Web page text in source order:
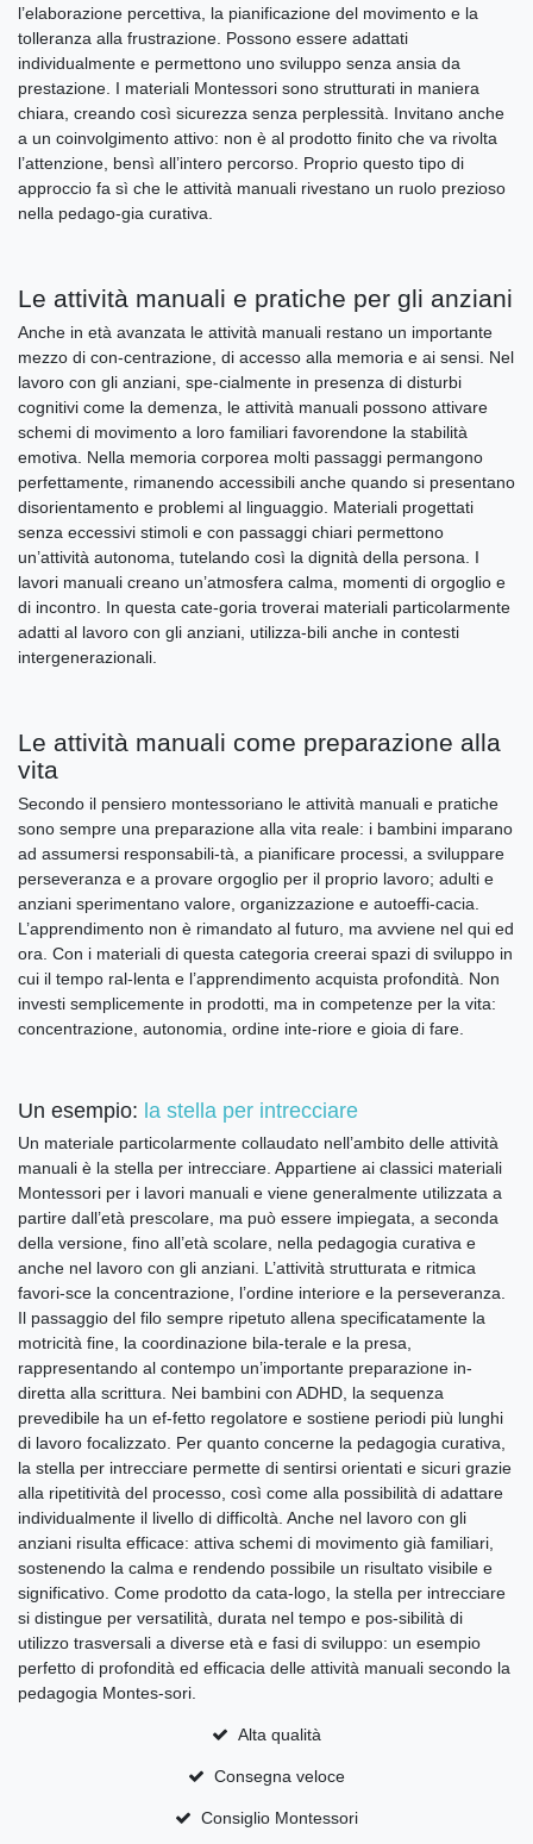
l’elaborazione percettiva, la pianificazione del movimento e la
tolleranza alla frustrazione. Possono essere adattati
individualmente e permettono uno sviluppo senza ansia da
prestazione. I materiali Montessori sono strutturati in maniera
chiara, creando così sicurezza senza perplessità. Invitano anche
a un coinvolgimento attivo: non è al prodotto finito che va rivolta
l’attenzione, bensì all’intero percorso. Proprio questo tipo di
approccio fa sì che le attività manuali rivestano un ruolo prezioso
nella pedago-gia curativa.
Le attività manuali e pratiche per gli anziani
Anche in età avanzata le attività manuali restano un importante
mezzo di con-centrazione, di accesso alla memoria e ai sensi. Nel
lavoro con gli anziani, spe-cialmente in presenza di disturbi
cognitivi come la demenza, le attività manuali possono attivare
schemi di movimento a loro familiari favorendone la stabilità
emotiva. Nella memoria corporea molti passaggi permangono
perfettamente, rimanendo accessibili anche quando si presentano
disorientamento e problemi al linguaggio. Materiali progettati
senza eccessivi stimoli e con passaggi chiari permettono
un’attività autonoma, tutelando così la dignità della persona. I
lavori manuali creano un’atmosfera calma, momenti di orgoglio e
di incontro. In questa cate-goria troverai materiali particolarmente
adatti al lavoro con gli anziani, utilizza-bili anche in contesti
intergenerazionali.
Le attività manuali come preparazione alla
vita
Secondo il pensiero montessoriano le attività manuali e pratiche
sono sempre una preparazione alla vita reale: i bambini imparano
ad assumersi responsabili-tà, a pianificare processi, a sviluppare
perseveranza e a provare orgoglio per il proprio lavoro; adulti e
anziani sperimentano valore, organizzazione e autoeffi-cacia.
L’apprendimento non è rimandato al futuro, ma avviene nel qui ed
ora. Con i materiali di questa categoria creerai spazi di sviluppo in
cui il tempo ral-lenta e l’apprendimento acquista profondità. Non
investi semplicemente in prodotti, ma in competenze per la vita:
concentrazione, autonomia, ordine inte-riore e gioia di fare.
Un esempio: la stella per intrecciare
Un materiale particolarmente collaudato nell’ambito delle attività
manuali è la stella per intrecciare. Appartiene ai classici materiali
Montessori per i lavori manuali e viene generalmente utilizzata a
partire dall’età prescolare, ma può essere impiegata, a seconda
della versione, fino all’età scolare, nella pedagogia curativa e
anche nel lavoro con gli anziani. L’attività strutturata e ritmica
favori-sce la concentrazione, l’ordine interiore e la perseveranza.
Il passaggio del filo sempre ripetuto allena specificatamente la
motricità fine, la coordinazione bila-terale e la presa,
rappresentando al contempo un’importante preparazione in-
diretta alla scrittura. Nei bambini con ADHD, la sequenza
prevedibile ha un ef-fetto regolatore e sostiene periodi più lunghi
di lavoro focalizzato. Per quanto concerne la pedagogia curativa,
la stella per intrecciare permette di sentirsi orientati e sicuri grazie
alla ripetitività del processo, così come alla possibilità di adattare
individualmente il livello di difficoltà. Anche nel lavoro con gli
anziani risulta efficace: attiva schemi di movimento già familiari,
sostenendo la calma e rendendo possibile un risultato visibile e
significativo. Come prodotto da cata-logo, la stella per intrecciare
si distingue per versatilità, durata nel tempo e pos-sibilità di
utilizzo trasversali a diverse età e fasi di sviluppo: un esempio
perfetto di profondità ed efficacia delle attività manuali secondo la
pedagogia Montes-sori.
Alta qualità
Consegna veloce
Consiglio Montessori